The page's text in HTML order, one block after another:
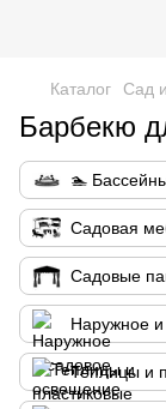
Каталог Сад
Барбекю
🏊
Cадовая
Садовые
Наружное
Теплицы и